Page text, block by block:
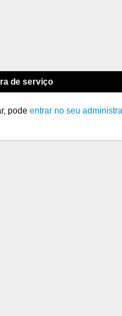
de serviço
pode entrar no seu